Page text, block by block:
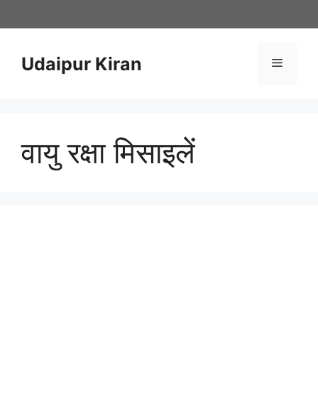
to
Udaipur Kiran Menu
वायु रक्षा मिसाइलें